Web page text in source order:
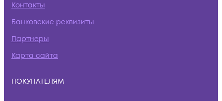
Контакты
Банковские реквизиты
Партнеры
Карта сайта
ПОКУПАТЕЛЯМ